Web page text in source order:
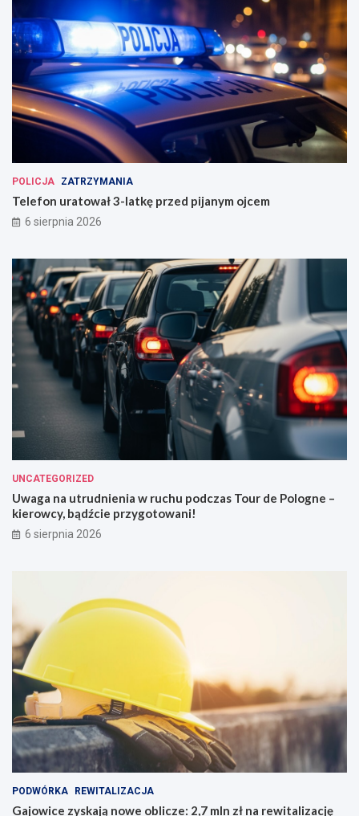
POLICJA ZATRZYMANIA
Telefon uratował 3-latkę przed pijanym ojcem
6 sierpnia 2026
UNCATEGORIZED
Uwaga na utrudnienia w ruchu podczas Tour de Pologne –
kierowcy, bądźcie przygotowani!
6 sierpnia 2026
PODWÓRKA REWITALIZACJA
Gajowice zyskają nowe oblicze: 2,7 mln zł na rewitalizację